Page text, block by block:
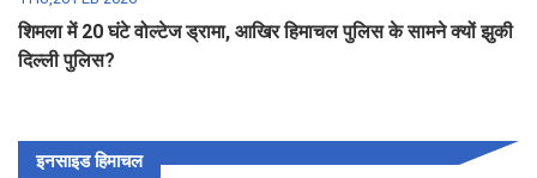
शिमला में 20 घंटे वोल्टेज ड्रामा, आखिर हिमाचल पुलिस के सामने क्यों झुकी
दिल्ली पुलिस?
इनसाइड हिमाचल